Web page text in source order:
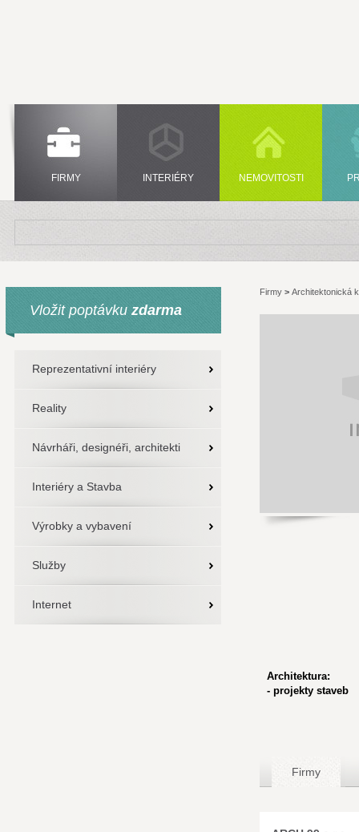
FIRMY INTERIÉRY NEMOVITOSTI
Vložit poptávku zdarma
Reprezentativní interiéry
Reality
Návrháři, designéři, architekti
Interiéry a Stavba
Výrobky a vybavení
Služby
Internet
Firmy > Architektonická
Architektura:
- projekty staveb
Firmy